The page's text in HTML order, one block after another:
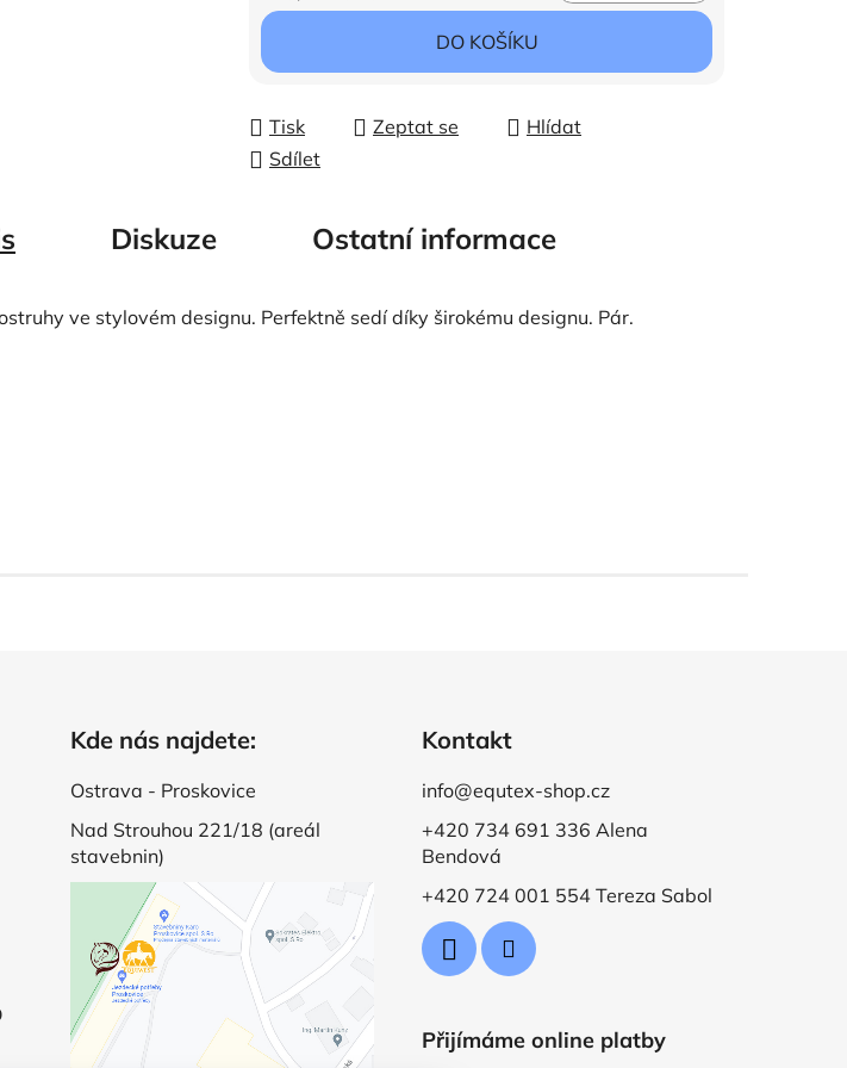
Měrná cena:
DO KOŠÍKU
Tisk Zeptat se
Hlídat
Sdílet
Diskuze Ostatní informace
ve stylovém designu. Perfektně sedí díky širokému designu. Pár.
Kde nás najdete:
Ostrava - Proskovice
Nad Strouhou 221/18 (areál
stavebnin)
Kontakt
info@equtex-shop.cz
+420 734 691 336 Alena
Bendová
+420 724 001 554 Tereza Sabol
Přijímáme online platby